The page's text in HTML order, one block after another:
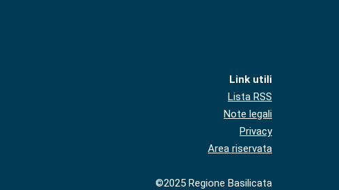
Link utili
Lista RSS
Note legali
Privacy
Area riservata
©2025 Regione Basilicata